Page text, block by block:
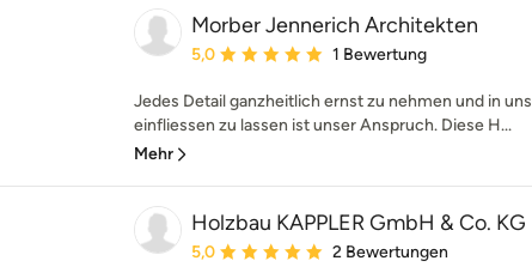
Morber Jennerich Architekten
Durchschnittliche Bewertung: 5 von 5 Sternen
5,0 1 Bewertung
Jedes Detail ganzheitlich ernst zu nehmen und in
einfliessen zu lassen ist unser Anspruch. Diese H...
Mehr
Holzbau KAPPLER GmbH & Co. KG
Durchschnittliche Bewertung: 5 von 5 Sternen
5,0 2 Bewertungen